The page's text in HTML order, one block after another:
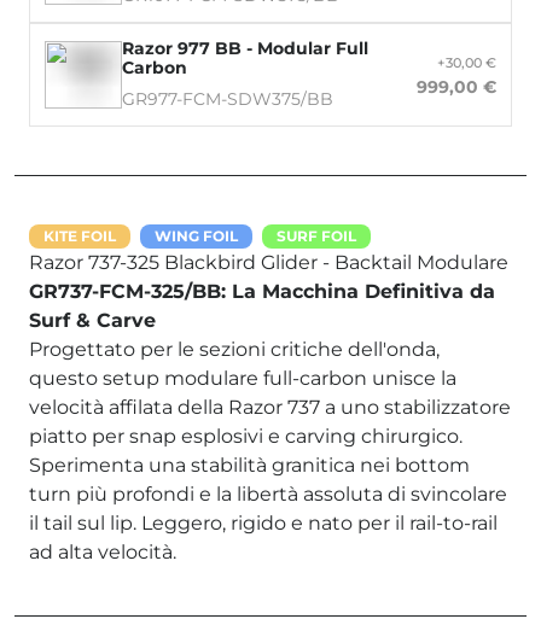
Razor 977 BB - Modular Full
Carbon
GR977-FCM-SDW375/BB
+30,00 €
999,00 €
KITE FOIL WING FOIL SURF FOIL
Razor 737-325 Blackbird Glider - Backtail Modulare
GR737-FCM-325/BB: La Macchina Definitiva da
Surf & Carve
Progettato per le sezioni critiche dell'onda,
questo setup modulare full-carbon unisce la
velocità affilata della Razor 737 a uno stabilizzatore
piatto per snap esplosivi e carving chirurgico.
Sperimenta una stabilità granitica nei bottom
turn più profondi e la libertà assoluta di svincolare
il tail sul lip. Leggero, rigido e nato per il rail-to-rail
ad alta velocità.